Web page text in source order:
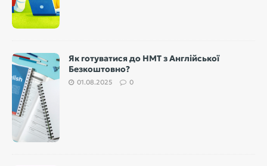
Як готуватися до НМТ з Англійської
Безкоштовно?
01.08.2025 0